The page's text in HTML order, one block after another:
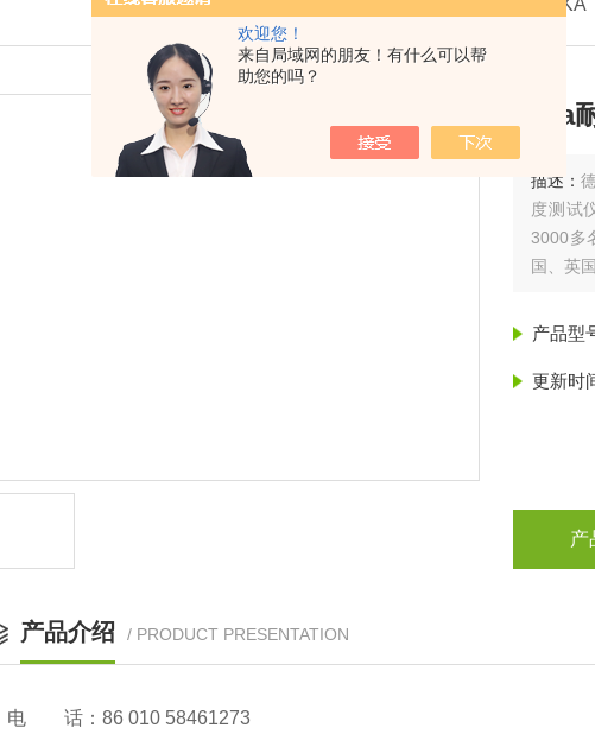
欢迎您！
来自局域网的朋友！有什么可以帮
助您的吗？
我的位置： 德国威卡WIKA
wika
描述：
度测试
3000多
国、英
产品型
更新时
产
产品介绍 / PRODUCT PRESENTATION
电 话：86 010 58461273